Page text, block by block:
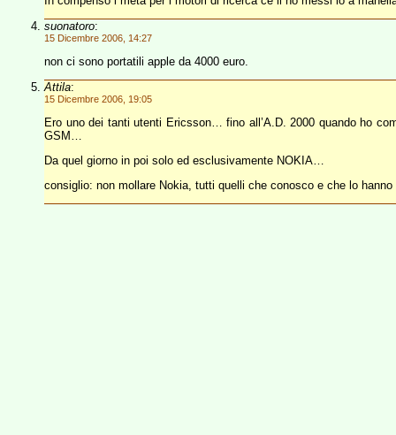
suonatoro:
15 Dicembre 2006, 14:27
non ci sono portatili apple da 4000 euro.
Attila:
15 Dicembre 2006, 19:05
Ero uno dei tanti utenti Ericsson… fino all’A.D. 2000 quando ho
GSM…
Da quel giorno in poi solo ed esclusivamente NOKIA…
consiglio: non mollare Nokia, tutti quelli che conosco e che lo